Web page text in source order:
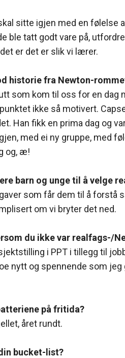
sitte igjen med en følelse
ble tatt godt vare på,
er det er slik vi lærer.
historie fra Newton-
som kom til oss for en dag
ikke så motivert.
Han fikk en prima dag og
med ei ny gruppe, med
og, æ!
barn og unge til å velge
som får dem til å forstå
om vi bryter det ned.
du ikke var realfags-/
i PPT i tillegg til
nytt og spennende som
på fritida?
året rundt.
bucket-list?